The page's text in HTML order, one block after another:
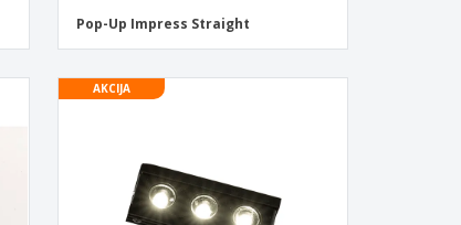
Pop-Up Impress Straight
AKCIJA